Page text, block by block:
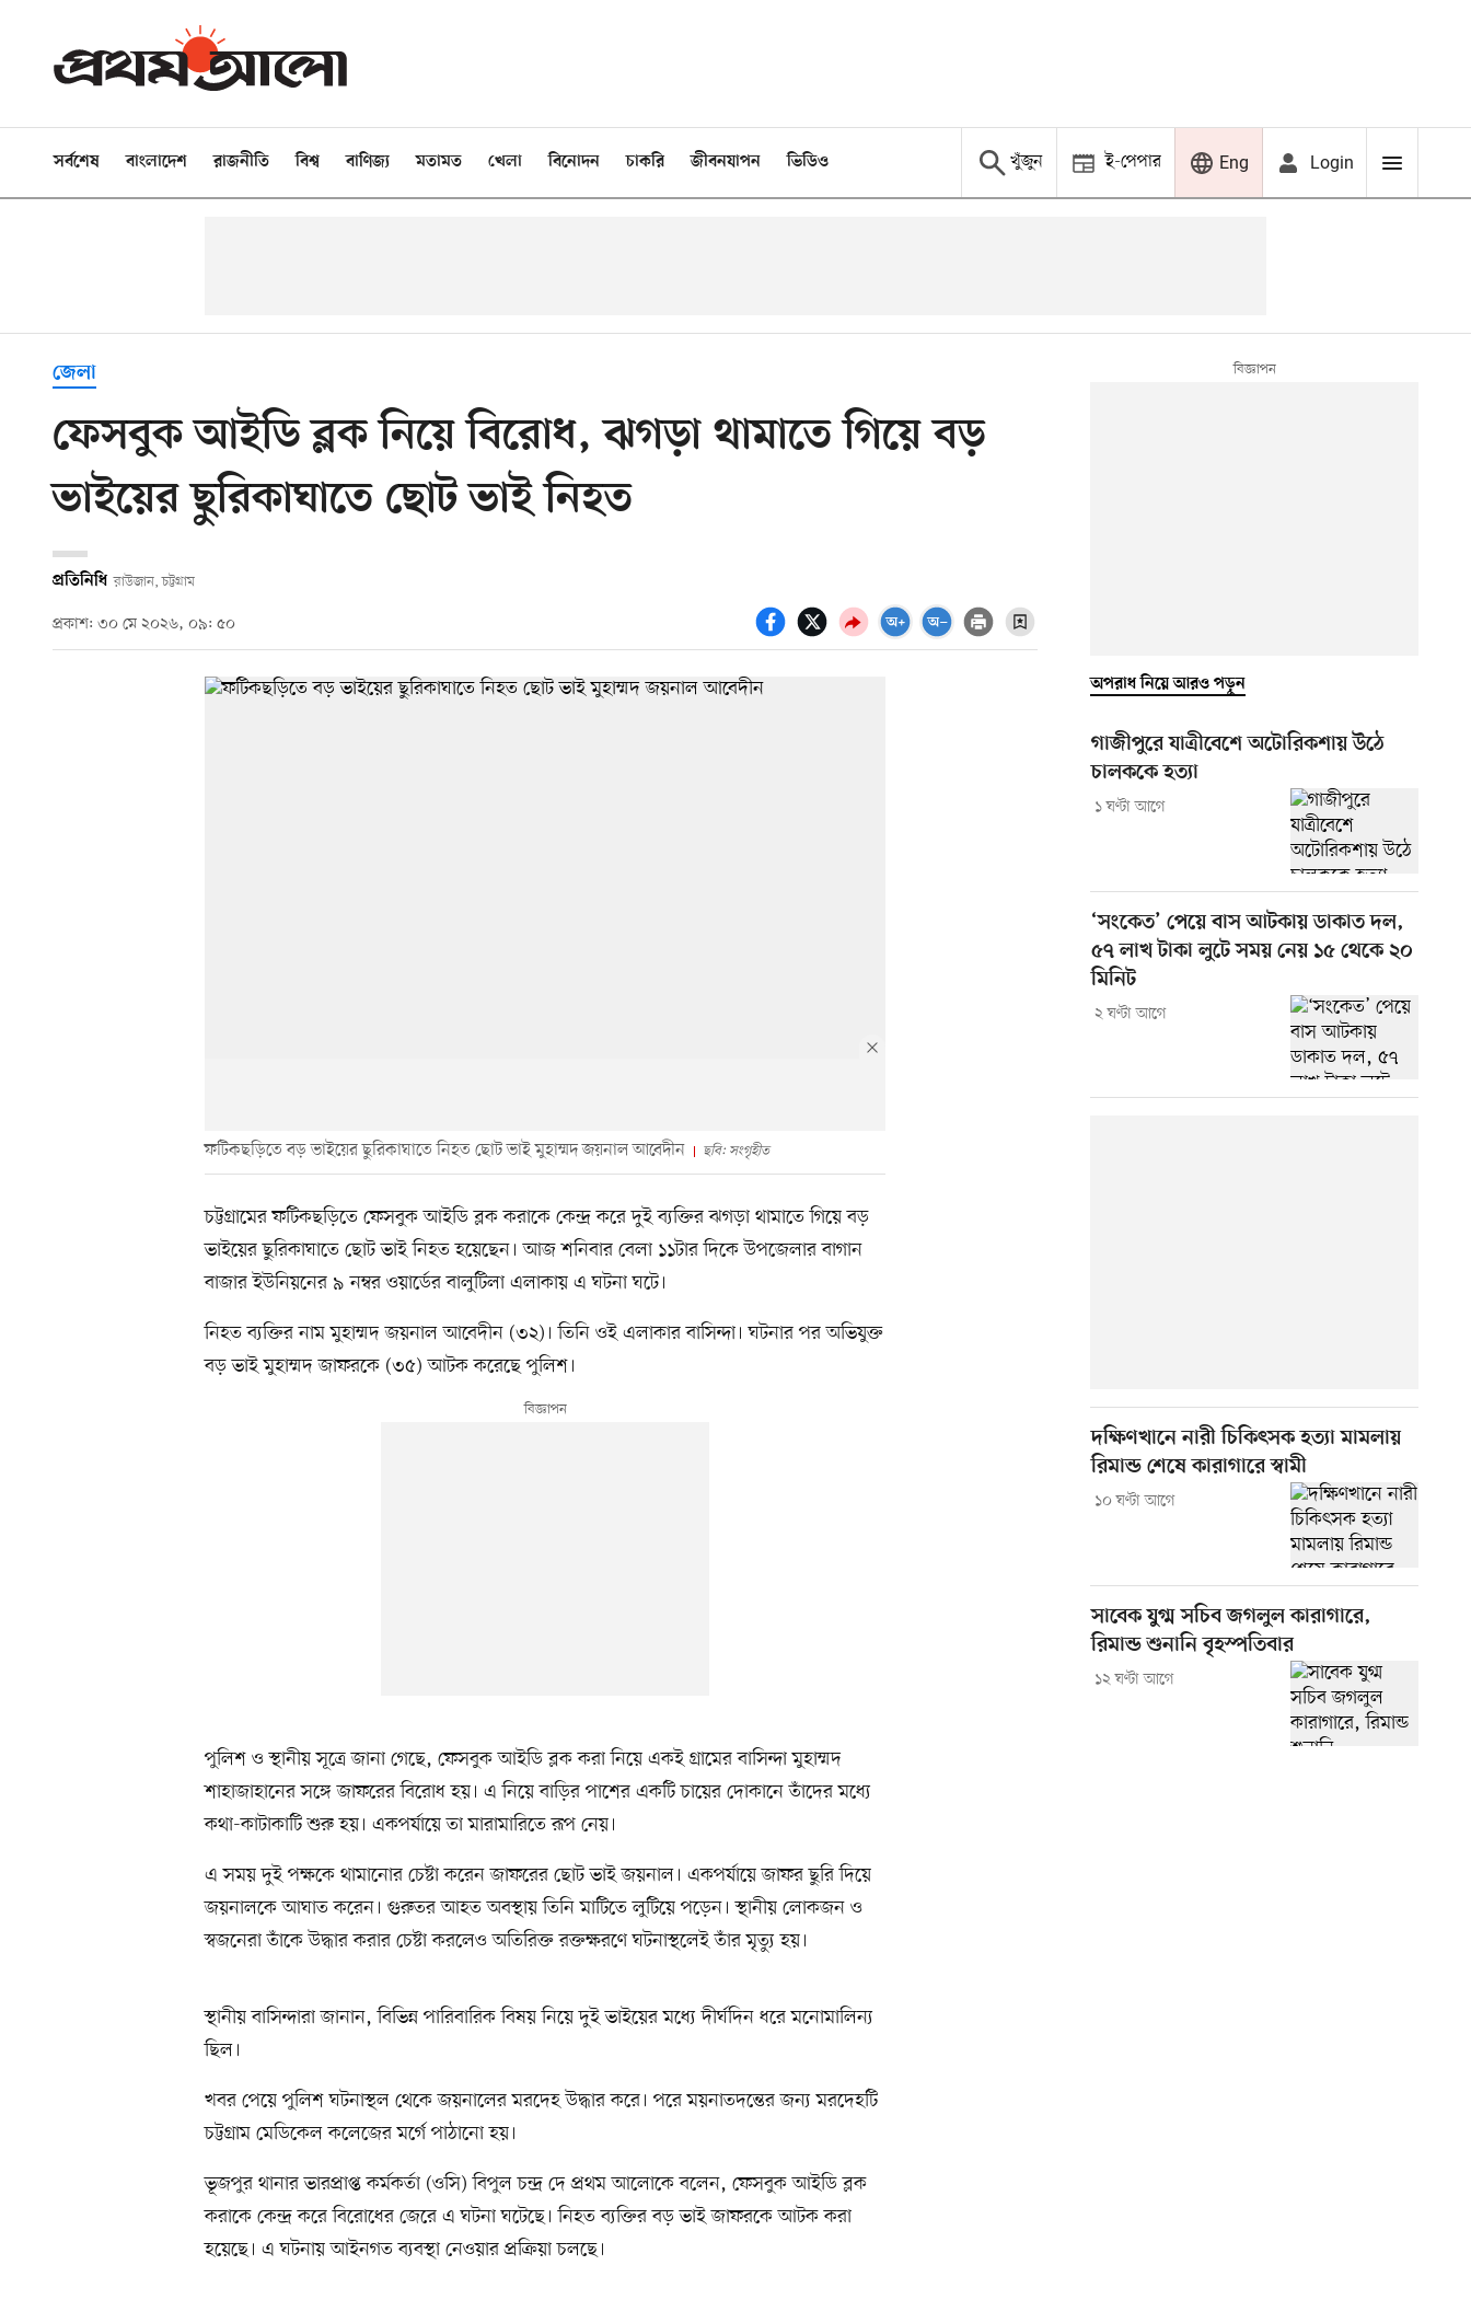
সর্বশেষ বাংলাদেশ রাজনীতি বিশ্ব বাণিজ্য মতামত খেলা বিনোদন চাকরি জীবনযাপন ভিডিও খুঁজুন ই-পেপার Eng Login
জেলা
ফেসবুক আইডি ব্লক নিয়ে বিরোধ, ঝগড়া থামাতে গিয়ে বড়
ভাইয়ের ছুরিকাঘাতে ছোট ভাই নিহত
প্রতিনিধি রাউজান, চট্টগ্রাম
প্রকাশ: ৩০ মে ২০২৬, ০৯: ৫০
ফটিকছড়িতে বড় ভাইয়ের ছুরিকাঘাতে নিহত ছোট ভাই মুহাম্মদ জয়নাল আবেদীন ছবি: সংগৃহীত
চট্টগ্রামের ফটিকছড়িতে ফেসবুক আইডি ব্লক করাকে কেন্দ্র করে দুই ব্যক্তির ঝগড়া থামাতে গিয়ে বড়
ভাইয়ের ছুরিকাঘাতে ছোট ভাই নিহত হয়েছেন। আজ শনিবার বেলা ১১টার দিকে উপজেলার বাগান
বাজার ইউনিয়নের ৯ নম্বর ওয়ার্ডের বালুটিলা এলাকায় এ ঘটনা ঘটে।
নিহত ব্যক্তির নাম মুহাম্মদ জয়নাল আবেদীন (৩২)। তিনি ওই এলাকার বাসিন্দা। ঘটনার পর অভিযুক্ত
বড় ভাই মুহাম্মদ জাফরকে (৩৫) আটক করেছে পুলিশ।
পুলিশ ও স্থানীয় সূত্রে জানা গেছে, ফেসবুক আইডি ব্লক করা নিয়ে একই গ্রামের বাসিন্দা মুহাম্মদ
শাহাজাহানের সঙ্গে জাফরের বিরোধ হয়। এ নিয়ে বাড়ির পাশের একটি চায়ের দোকানে তাঁদের মধ্যে
কথা-কাটাকাটি শুরু হয়। একপর্যায়ে তা মারামারিতে রূপ নেয়।
এ সময় দুই পক্ষকে থামানোর চেষ্টা করেন জাফরের ছোট ভাই জয়নাল। একপর্যায়ে জাফর ছুরি দিয়ে
জয়নালকে আঘাত করেন। গুরুতর আহত অবস্থায় তিনি মাটিতে লুটিয়ে পড়েন। স্থানীয় লোকজন ও
স্বজনেরা তাঁকে উদ্ধার করার চেষ্টা করলেও অতিরিক্ত রক্তক্ষরণে ঘটনাস্থলেই তাঁর মৃত্যু হয়।
স্থানীয় বাসিন্দারা জানান, বিভিন্ন পারিবারিক বিষয় নিয়ে দুই ভাইয়ের মধ্যে দীর্ঘদিন ধরে মনোমালিন্য
ছিল।
খবর পেয়ে পুলিশ ঘটনাস্থল থেকে জয়নালের মরদেহ উদ্ধার করে। পরে ময়নাতদন্তের জন্য মরদেহটি
চট্টগ্রাম মেডিকেল কলেজের মর্গে পাঠানো হয়।
ভূজপুর থানার ভারপ্রাপ্ত কর্মকর্তা (ওসি) বিপুল চন্দ্র দে প্রথম আলোকে বলেন, ফেসবুক আইডি ব্লক
করাকে কেন্দ্র করে বিরোধের জেরে এ ঘটনা ঘটেছে। নিহত ব্যক্তির বড় ভাই জাফরকে আটক করা
হয়েছে। এ ঘটনায় আইনগত ব্যবস্থা নেওয়ার প্রক্রিয়া চলছে।
অপরাধ নিয়ে আরও পড়ুন
গাজীপুরে যাত্রীবেশে অটোরিকশায় উঠে
চালককে হত্যা
১ ঘণ্টা আগে
‘সংকেত’ পেয়ে বাস আটকায় ডাকাত দল,
৫৭ লাখ টাকা লুটে সময় নেয় ১৫ থেকে ২০
মিনিট
২ ঘণ্টা আগে
দক্ষিণখানে নারী চিকিৎসক হত্যা মামলায়
রিমান্ড শেষে কারাগারে স্বামী
১০ ঘণ্টা আগে
সাবেক যুগ্ম সচিব জগলুল কারাগারে,
রিমান্ড শুনানি বৃহস্পতিবার
১২ ঘণ্টা আগে